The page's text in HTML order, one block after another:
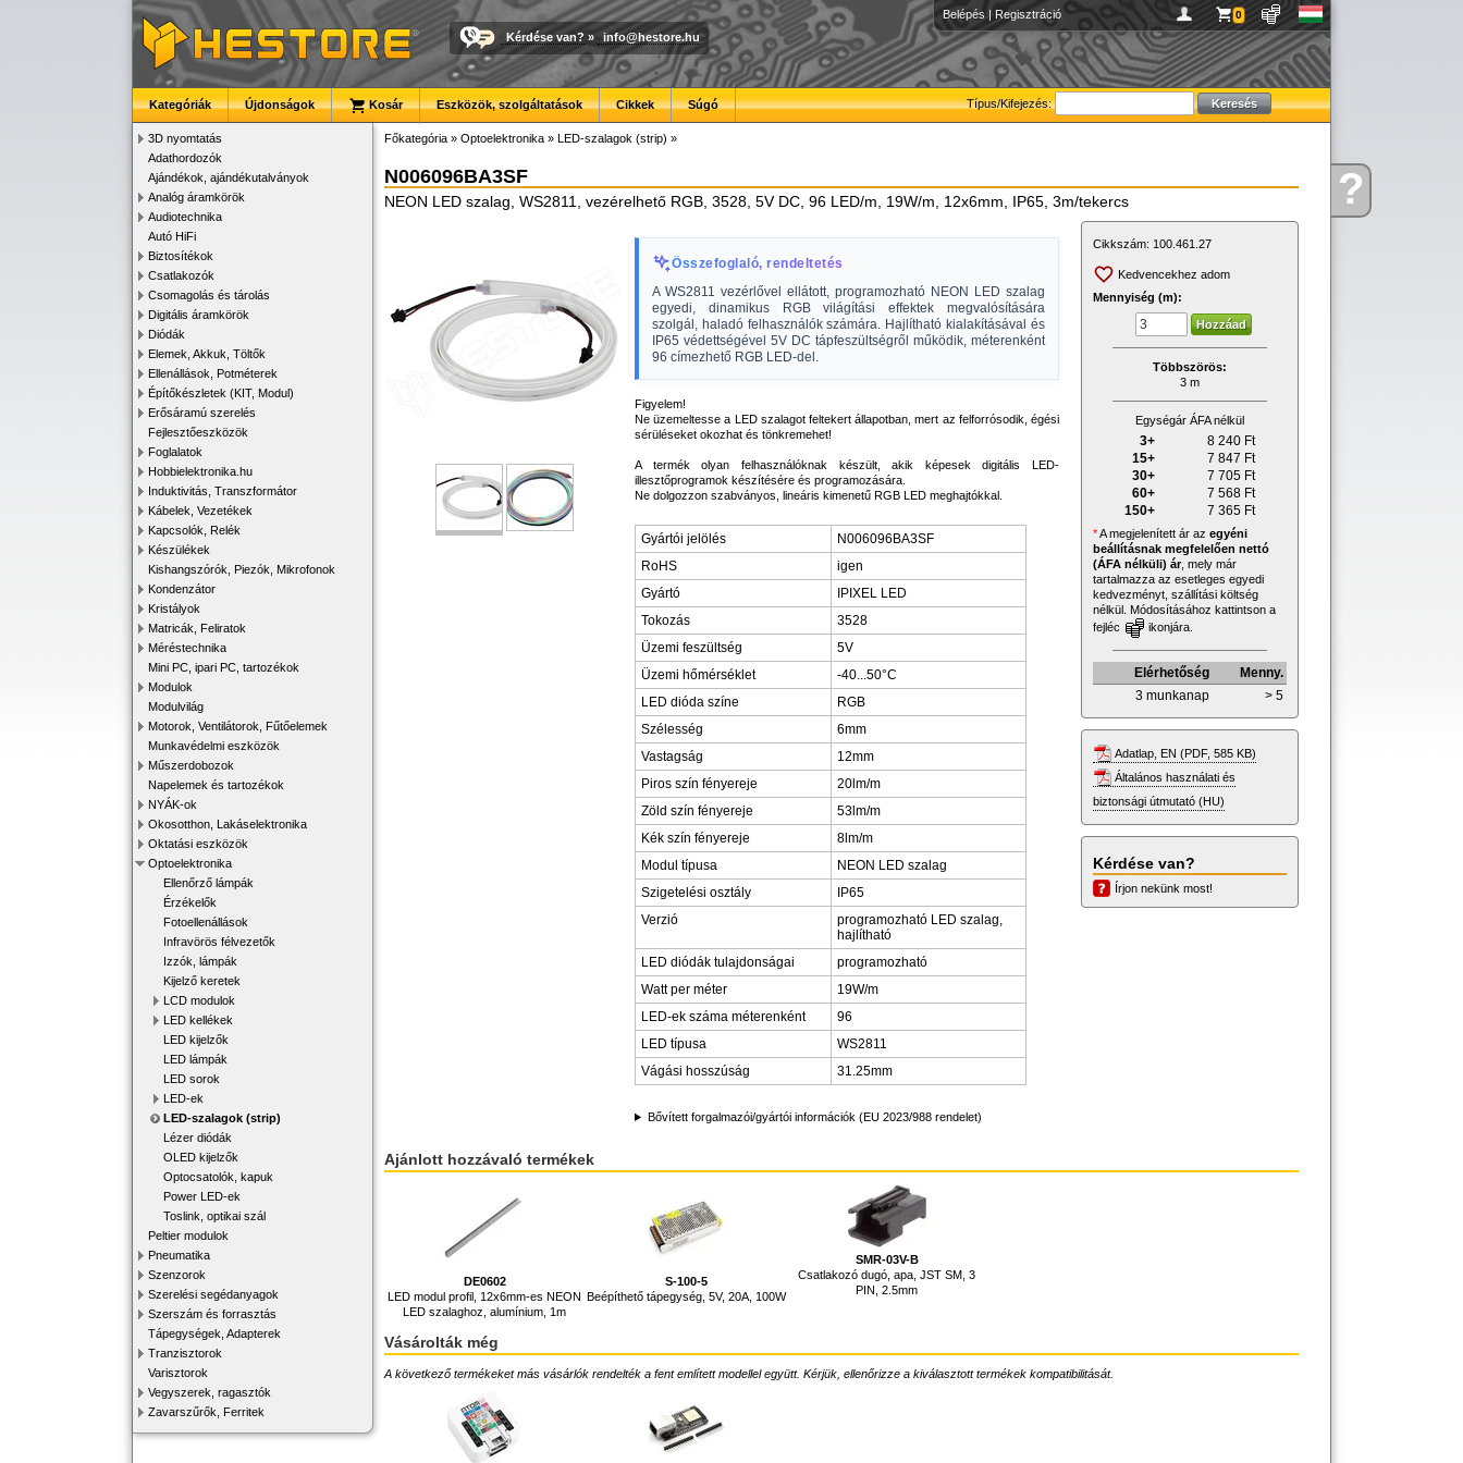
Kérdése?
Belépés | Regisztráció 0
Kérdése van? » info@hestore.hu
Típus/Kifejezés:
Kategóriák Újdonságok Kosár Eszközök, szolgáltatások Cikkek Súgó
3D nyomtatás
Adathordozók
Ajándékok, ajándékutalványok
Analóg áramkörök
Audiotechnika
Autó HiFi
Biztosítékok
Csatlakozók
Csomagolás és tárolás
Digitális áramkörök
Diódák
Elemek, Akkuk, Töltők
Ellenállások, Potméterek
Építőkészletek (KIT, Modul)
Erősáramú szerelés
Fejlesztőeszközök
Foglalatok
Hobbielektronika.hu
Induktivitás, Transzformátor
Kábelek, Vezetékek
Kapcsolók, Relék
Készülékek
Kishangszórók, Piezók, Mikrofonok
Kondenzátor
Kristályok
Matricák, Feliratok
Méréstechnika
Mini PC, ipari PC, tartozékok
Modulok
Modulvilág
Motorok, Ventilátorok, Fűtőelemek
Munkavédelmi eszközök
Műszerdobozok
Napelemek és tartozékok
NYÁK-ok
Okosotthon, Lakáselektronika
Oktatási eszközök
Optoelektronika
Ellenőrző lámpák
Érzékelők
Fotoellenállások
Infravörös félvezetők
Izzók, lámpák
Kijelző keretek
LCD modulok
LED kellékek
LED kijelzők
LED lámpák
LED sorok
LED-ek
LED-szalagok (strip)
Lézer diódák
OLED kijelzők
Optocsatolók, kapuk
Power LED-ek
Toslink, optikai szál
Peltier modulok
Pneumatika
Szenzorok
Szerelési segédanyagok
Szerszám és forrasztás
Tápegységek, Adapterek
Tranzisztorok
Varisztorok
Vegyszerek, ragasztók
Zavarszűrők, Ferritek
Főkategória » Optoelektronika » LED-szalagok (strip) »
N006096BA3SF
NEON LED szalag, WS2811, vezérelhető RGB, 3528, 5V DC, 96 LED/m, 19W/m, 12x6mm, IP65, 3m/tekercs
Összefoglaló, rendeltetés
A WS2811 vezérlővel ellátott, programozható NEON LED szalag
egyedi, dinamikus RGB világítási effektek megvalósítására
szolgál, haladó felhasználók számára. Hajlítható kialakításával és
IP65 védettségével 5V DC tápfeszültségről működik, méterenként
96 címezhető RGB LED-del.
Figyelem!
Ne üzemeltesse a LED szalagot feltekert állapotban, mert az felforrósodik, égési
sérüléseket okozhat és tönkremehet!
A termék olyan felhasználóknak készült, akik képesek digitális LED-
illesztőprogramok készítésére és programozására.
Ne dolgozzon szabványos, lineáris kimenetű RGB LED meghajtókkal.
Gyártói jelölés
N006096BA3SF
RoHS
igen
Gyártó
IPIXEL LED
Tokozás
3528
Üzemi feszültség
5V
Üzemi hőmérséklet
-40...50°C
LED dióda színe
RGB
Szélesség
6mm
Vastagság
12mm
Piros szín fényereje
20lm/m
Zöld szín fényereje
53lm/m
Kék szín fényereje
8lm/m
Modul típusa
NEON LED szalag
Szigetelési osztály
IP65
Verzió
programozható LED szalag,
hajlítható
LED diódák tulajdonságai
programozható
Watt per méter
19W/m
LED-ek száma méterenként
96
LED típusa
WS2811
Vágási hosszúság
31.25mm
Bővített forgalmazói/gyártói információk (EU 2023/988 rendelet)
Cikkszám: 100.461.27
Kedvencekhez adom
Mennyiség (m):
Többszörös:
3 m
Egységár ÁFA nélkül
3+ 8 240 Ft
15+
7 847 Ft
30+
7 705 Ft
60+
7 568 Ft
150+
7 365 Ft
*A megjelenített ár az egyéni
beállításnak megfelelően nettó
(ÁFA nélküli) ár, mely már
tartalmazza az esetleges egyedi
kedvezményt, szállítási költség
nélkül. Módosításához kattintson a
fejléc
ikonjára.
Elérhetőség
Menny.
3 munkanap
> 5
Adatlap, EN (PDF, 585 KB)
Általános használati és
biztonsági útmutató (HU)
Kérdése van?
Írjon nekünk most!
Ajánlott hozzávaló termékek
DE0602
LED modul profil, 12x6mm-es NEON
LED szalaghoz, alumínium, 1m
S-100-5
Beépíthető tápegység, 5V, 20A, 100W
SMR-03V-B
Csatlakozó dugó, apa, JST SM, 3
PIN, 2.5mm
Vásárolták még
A következő termékeket más vásárlók rendelték a fent említett modellel együtt. Kérjük, ellenőrizze a kiválasztott termékek kompatibilitását.